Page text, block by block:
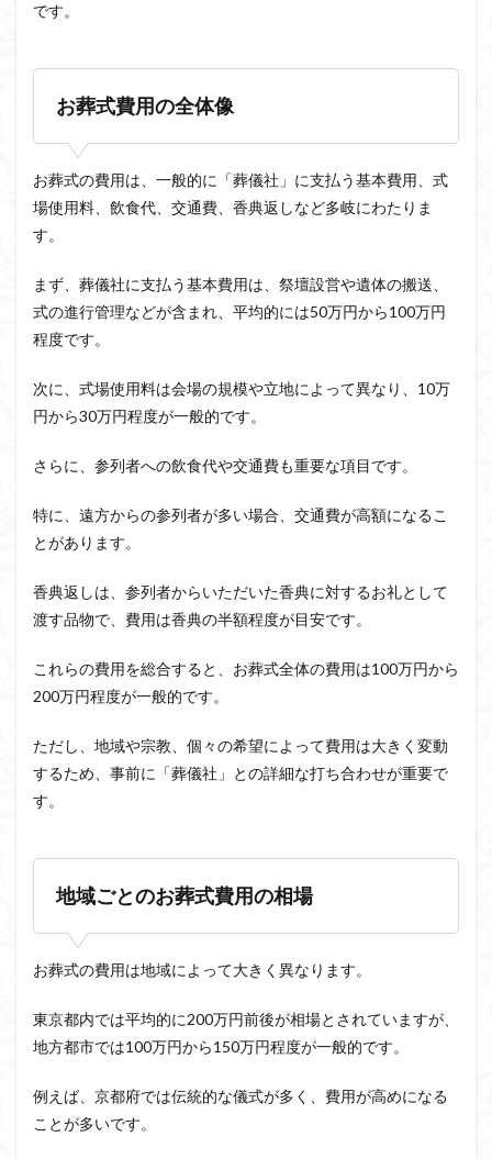
です。
お葬式費用の全体像
お葬式の費用は、一般的に「葬儀社」に支払う基本費用、式
場使用料、飲食代、交通費、香典返しなど多岐にわたりま
す。
まず、葬儀社に支払う基本費用は、祭壇設営や遺体の搬送、
式の進行管理などが含まれ、平均的には50万円から100万円
程度です。
次に、式場使用料は会場の規模や立地によって異なり、10万
円から30万円程度が一般的です。
さらに、参列者への飲食代や交通費も重要な項目です。
特に、遠方からの参列者が多い場合、交通費が高額になるこ
とがあります。
香典返しは、参列者からいただいた香典に対するお礼として
渡す品物で、費用は香典の半額程度が目安です。
これらの費用を総合すると、お葬式全体の費用は100万円から
200万円程度が一般的です。
ただし、地域や宗教、個々の希望によって費用は大きく変動
するため、事前に「葬儀社」との詳細な打ち合わせが重要で
す。
地域ごとのお葬式費用の相場
お葬式の費用は地域によって大きく異なります。
東京都内では平均的に200万円前後が相場とされていますが、
地方都市では100万円から150万円程度が一般的です。
例えば、京都府では伝統的な儀式が多く、費用が高めになる
ことが多いです。